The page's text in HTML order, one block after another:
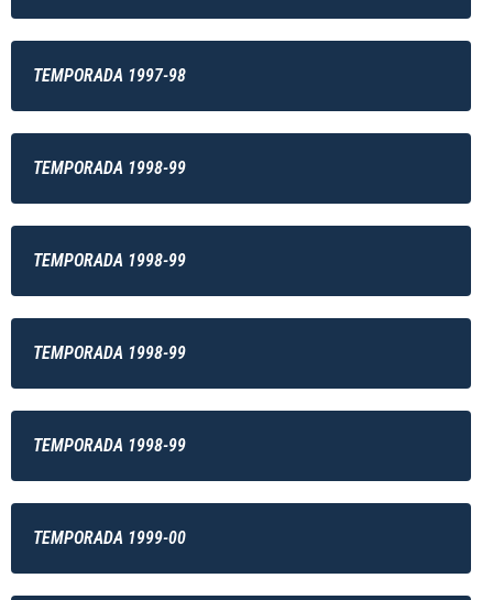
TEMPORADA 1997-98
TEMPORADA 1998-99
TEMPORADA 1998-99
TEMPORADA 1998-99
TEMPORADA 1998-99
TEMPORADA 1999-00